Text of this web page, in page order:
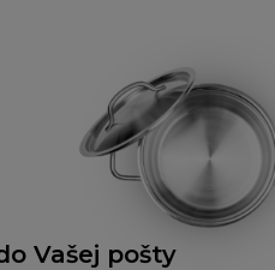
Vašej pošty